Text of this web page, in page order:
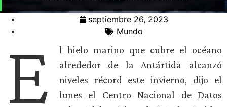
septiembre 26, 2023
Mundo
E
l hielo marino que cubre el océano
alrededor de la Antártida alcanzó
niveles récord este invierno, dijo el
lunes el Centro Nacional de Datos